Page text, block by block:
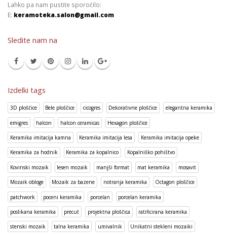
Lahko pa nam pustite sporočilo:
E: keramoteka.salon@gmail.com
Sledite nam na
Izdelki tags
3D ploščice Bele ploščice cicogres Dekorativne ploščice elegantna keramika
emigres halcon halcon ceramicas Hexagon ploščice
Keramika imitacija kamna Keramika imitacija lesa Keramika imitacija opeke
Keramika za hodnik Keramika za kopalnico Kopalniško pohištvo
Kovinski mozaik lesen mozaik manjši format mat keramika mosavit
Mozaik obloge Mozaik za bazene notranja keramika Octagon ploščice
patchwork poceni keramika porcelan porcelan keramika
poslikana keramika precut projektna ploščica ratificirana keramika
stenski mozaik talna keramika umivalnik Unikatni stekleni mozaiki